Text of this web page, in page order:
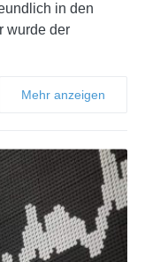
in den
wurde der
Mehr anzeigen